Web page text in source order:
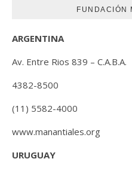
FUNDACIÓN
ARGENTINA
Av. Entre Rios 839 – C.A.B.A.
4382-8500
(11) 5582-4000
www.manantiales.org
URUGUAY